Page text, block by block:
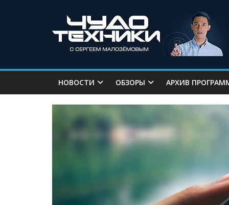
НОВОСТИ ОБЗОРЫ АРХИВ